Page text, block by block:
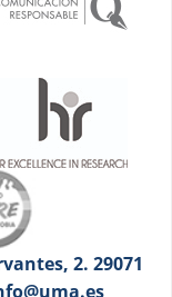
2. 29071